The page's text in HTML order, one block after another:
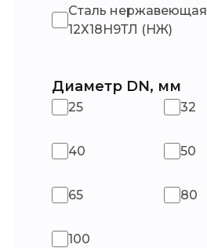
Сталь нержавеющая
12Х18Н9ТЛ (НЖ)
Диаметр DN, мм
25 32
40 50
65 80
100